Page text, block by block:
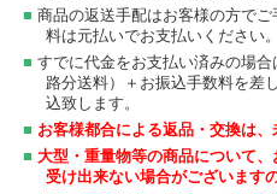
商品の返送手配はお客様の方で
料は元払いでお支払いください。
すでに代金をお支払い済みの場
路分送料）＋お振込手数料を差
込致します。
お客様都合による返品・交換は、
大型・重量物等の商品について
受け出来ない場合がございます